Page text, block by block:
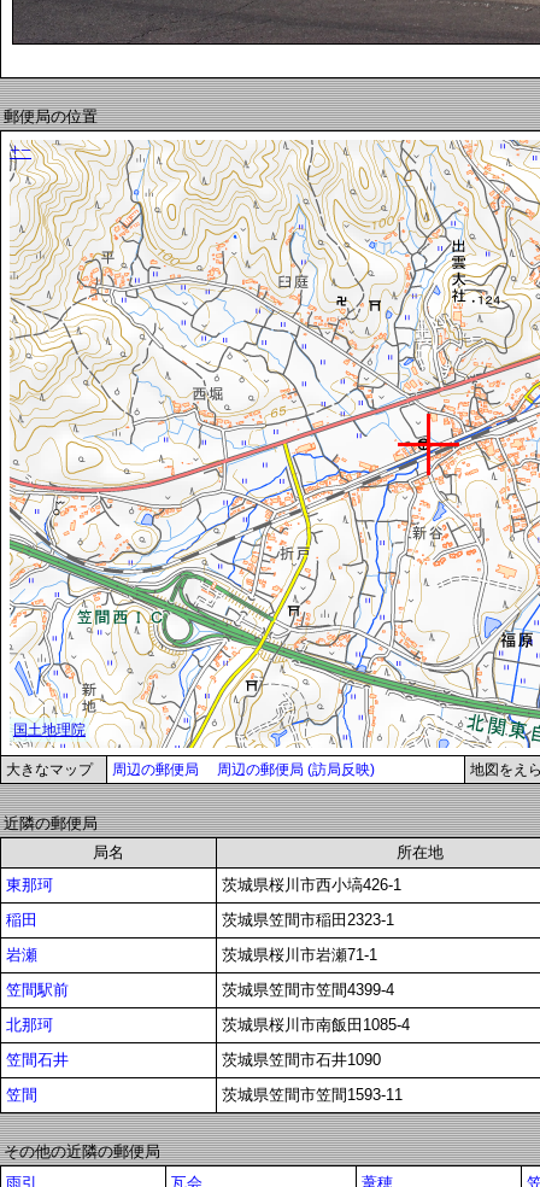
郵便局の位置
大きなマップ 周辺の郵便局 周辺の郵便局 (訪局反映) 地図をえ
近隣の郵便局
局名
所在地
東那珂
茨城県桜川市西小塙426-1
稲田
茨城県笠間市稲田2323-1
岩瀬
茨城県桜川市岩瀬71-1
笠間駅前
茨城県笠間市笠間4399-4
北那珂
茨城県桜川市南飯田1085-4
笠間石井
茨城県笠間市石井1090
笠間
茨城県笠間市笠間1593-11
その他の近隣の郵便局
雨引
瓦会 葦穂